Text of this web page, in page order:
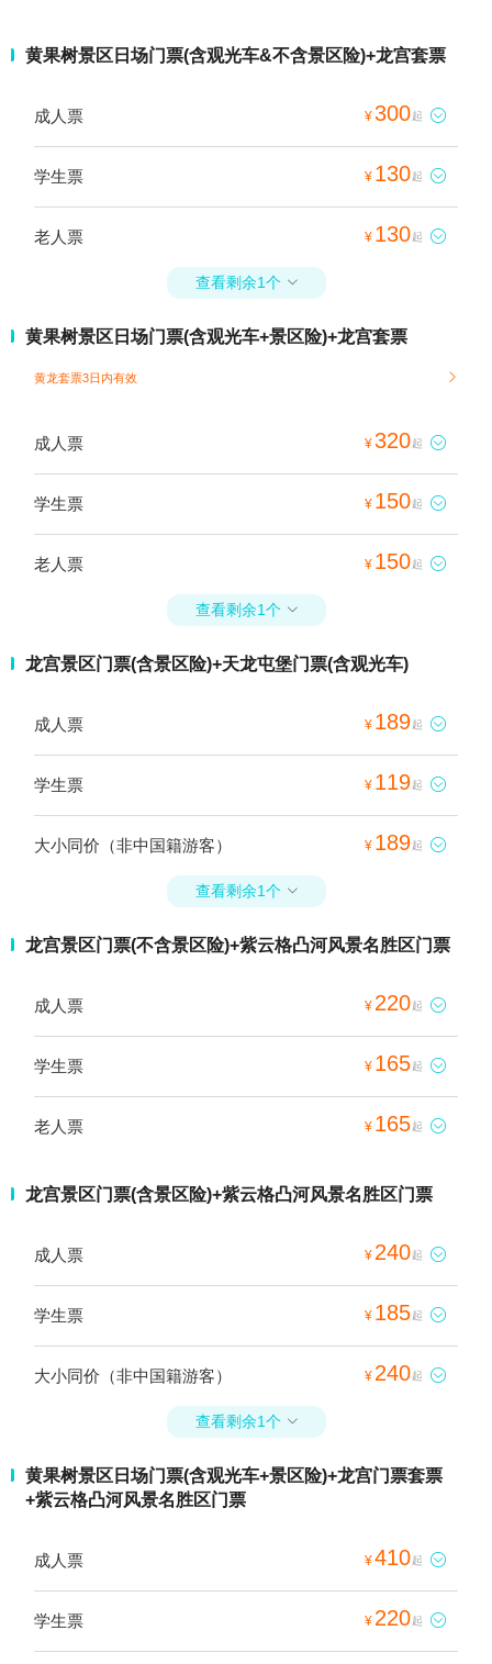
黄果树景区日场门票(含观光车&不含景区险)+龙宫套票
成人票 ¥300起 
学生票 ¥ 130起 
老人票 ¥ 130起 
查看剩余1个 
黄果树景区日场门票(含观光车+景区险)+龙宫套票
黄龙套票3日内有效 
成人票 ¥320起 
学生票 ¥ 150起 
老人票 ¥ 150起 
查看剩余1个 
龙宫景区门票(含景区险)+天龙屯堡门票(含观光车)
成人票 ¥ 189起 
学生票 ¥ 119起 
大小同价（非中国籍游客） ¥ 189起 
查看剩余1个 
龙宫景区门票(不含景区险)+紫云格凸河风景名胜区门票
成人票 ¥ 220起 
学生票 ¥ 165起 
老人票 ¥ 165起 
龙宫景区门票(含景区险)+紫云格凸河风景名胜区门票
成人票 ¥ 240起 
学生票 ¥ 185起 
大小同价（非中国籍游客） ¥ 240起 
查看剩余1个 
黄果树景区日场门票(含观光车+景区险)+龙宫门票套票
+紫云格凸河风景名胜区门票
成人票 ¥410起 
学生票 ¥ 220起 